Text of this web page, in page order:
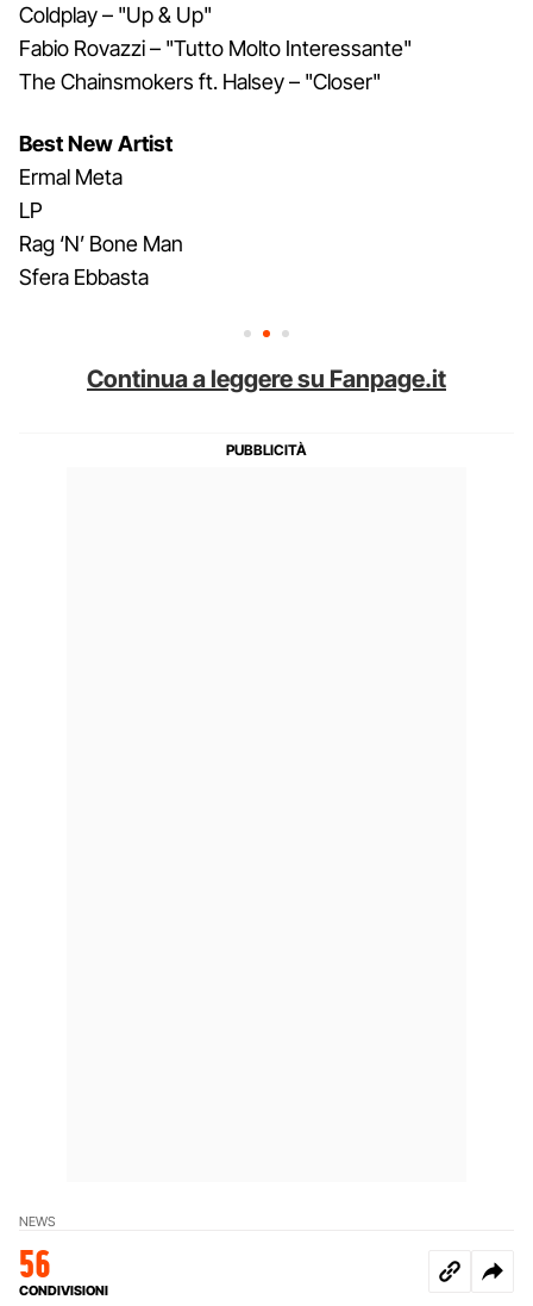
Coldplay – "Up & Up"
Fabio Rovazzi – "Tutto Molto Interessante"
The Chainsmokers ft. Halsey – "Closer"
Best New Artist
Ermal Meta
LP
Rag ‘N’ Bone Man
Sfera Ebbasta
Continua a leggere su Fanpage.it
NEWS
56
CONDIVISIONI